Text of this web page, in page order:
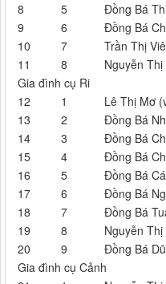
8
5
Đồng Bá
9
6
Đồng Bá
10
7
Trần Thị
11
8
Nguyễn
Gia đình cụ Ri
12
1
Lê Thị Mơ
13
2
Đồng Bá
14
3
Đồng Bá
15
4
Đồng Bá
16
5
Đồng Bá
17
6
Đồng Bá
18
7
Đồng Bá
19
8
Nguyễn
20
9
Đồng Bá
Gia đình cụ Cảnh